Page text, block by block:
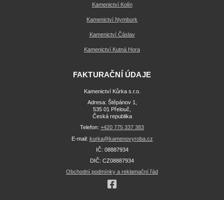
Kamenictví Kolín
Kamenictví Nymburk
Kamenictví Čáslav
Kamenictví Kutná Hora
FAKTURAČNÍ ÚDAJE
Kamenictví Kůrka s.r.o.
Adresa: Štěpánov 1,
535 01 Přelouč,
Česká republika
Telefon: +420 775 337 383
E-mail: kurka@kamenovyroba.cz
IČ: 08887934
DIČ: CZ08887934
Obchodní podmínky a reklamační řád